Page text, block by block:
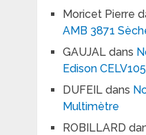
Moricet Pierre
AMB 3871
GAUJALdans
Edison
DUFEILdans
Multimètre
ROBILLARD